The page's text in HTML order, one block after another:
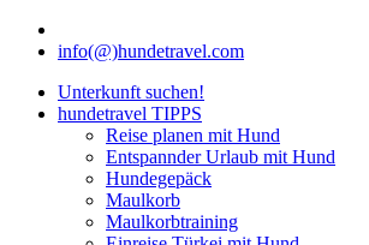
info(@)hundetravel.com
Unterkunft suchen!
hundetravel TIPPS
Reise planen mit Hund
Entspannder Urlaub mit Hund
Hundegepäck
Maulkorb
Maulkorbtraining